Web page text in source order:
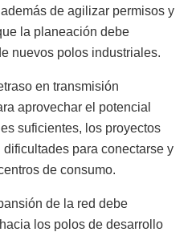
de agilizar permisos y
la planeación debe
nuevos polos industriales.
en transmisión
aprovechar el potencial
suficientes, los proyectos
para conectarse y
de consumo.
de la red debe
los polos de desarrollo